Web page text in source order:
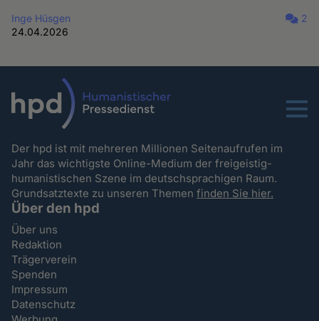
Inge Hüsgen
24.04.2026
2
Menu
Der hpd ist mit mehreren Millionen Seitenaufrufen im
Jahr das wichtigste Online-Medium der freigeistig-
humanistischen Szene im deutschsprachigen Raum.
Grundsatztexte zu unseren Themenfinden Sie hier.
Über den hpd
Über uns
Redaktion
Trägerverein
Spenden
Impressum
Datenschutz